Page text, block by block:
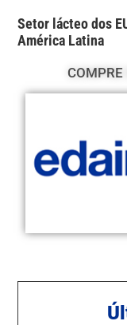
Setor lácteo dos
América Latina
COMPRE
Ú